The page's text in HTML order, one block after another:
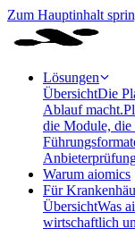
Zum Hauptinhalt
Lösungen
ÜbersichtDie
Ablauf macht.
die Module, die
Warum aiomics
Für
ÜbersichtWas
wirtschaftlich